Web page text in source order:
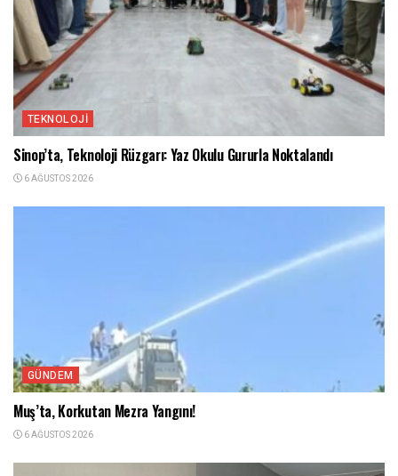
TEKNOLOJI
Sinop’ta, Teknoloji Rüzgarı: Yaz Okulu Gururla Noktalandı
6 AĞUSTOS 2026
GÜNDEM
Muş’ta, Korkutan Mezra Yangını!
6 AĞUSTOS 2026